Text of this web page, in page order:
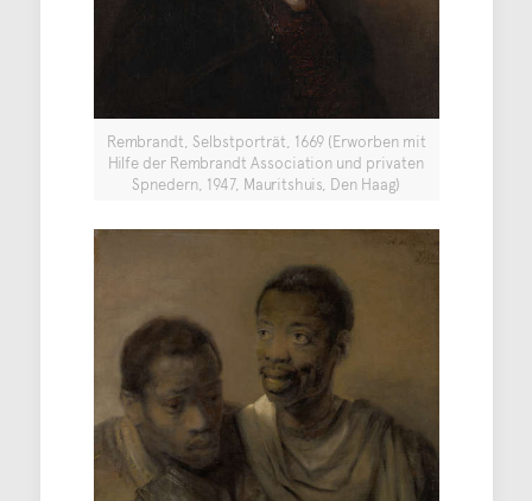
Rembrandt, Selbstporträt, 1669 (Erworben mit
Hilfe der Rembrandt Association und privaten
Spnedern, 1947, Mauritshuis, Den Haag)